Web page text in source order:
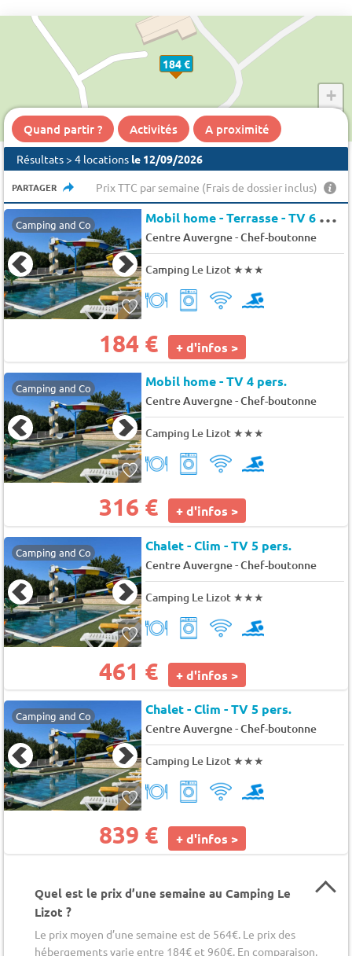
184 €
+
Quand partir ? Activités A proximité
Résultats > 4 locations le 12/09/2026
PARTAGER Prix TTC par semaine (Frais de dossier inclus)
Camping and Co M
obil home - Terrasse - TV 6 pers.
Centre Auvergne-Chef-boutonne
Camping Le Lizot ★★★
184 € + d'infos >
Camping and Co Mobil home - TV 4 pers.
Centre Auvergne-Chef-boutonne
Camping Le Lizot ★★★
316 € + d'infos >
Camping and Co Chalet - Clim - TV 5 pers.
Centre Auvergne-Chef-boutonne
Camping Le Lizot ★★★
461 € + d'infos >
Camping and Co Chalet - Clim - TV 5 pers.
Centre Auvergne-Chef-boutonne
Camping Le Lizot ★★★
839 € + d'infos >
Quel est le prix d’une semaine au Camping Le
Lizot ?
Le prix moyen d’une semaine est de 564€. Le prix des
hébergements varie entre 184€ et 960€. En comparaison,